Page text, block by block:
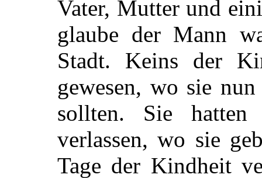
Vater, Mutter und
glaube der Mann
Stadt. Keins der
gewesen, wo sie
sollten. Sie
verlassen, wo sie
Tage der Kindheit